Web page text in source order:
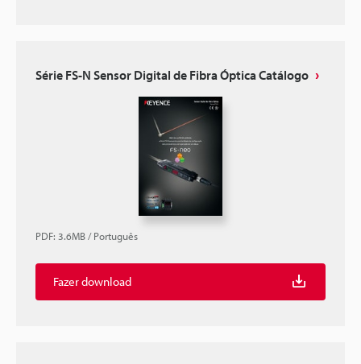
Série FS-N Sensor Digital de Fibra Óptica Catálogo
PDF: 3.6MB/Português
Fazer download